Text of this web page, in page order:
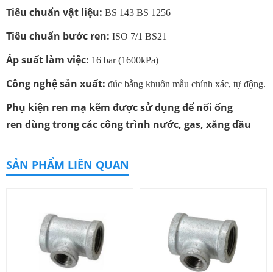
Tiêu chuẩn vật liệu: BS 143 BS 1256
Tiêu chuẩn bước ren: ISO 7/1 BS21
Áp suất làm việc: 16 bar (1600kPa)
Công nghệ sản xuất: đúc bằng khuôn mẫu chính xác, tự động.
Phụ kiện ren mạ kẽm được sử dụng để nối ống
ren dùng trong các công trình nước, gas, xăng dầu
SẢN PHẨM LIÊN QUAN